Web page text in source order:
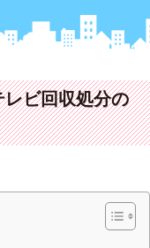
ビ回収処分の